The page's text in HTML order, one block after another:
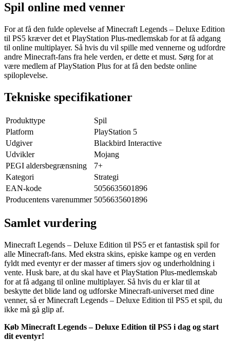
Spil online med venner
For at få den fulde oplevelse af Minecraft Legends – Deluxe Edition
til PS5 kræver det et PlayStation Plus-medlemskab for at få adgang
til online multiplayer. Så hvis du vil spille med vennerne og udfordre
andre Minecraft-fans fra hele verden, er dette et must. Sørg for at
være medlem af PlayStation Plus for at få den bedste online
spiloplevelse.
Tekniske specifikationer
Produkttype
Spil
Platform
PlayStation 5
Udgiver
Blackbird Interactive
Udvikler
Mojang
PEGI aldersbegrænsning
7+
Kategori
Strategi
EAN-kode
5056635601896
Producentens varenummer 5056635601896
Samlet vurdering
Minecraft Legends – Deluxe Edition til PS5 er et fantastisk spil for
alle Minecraft-fans. Med ekstra skins, episke kampe og en verden
fyldt med eventyr er der masser af timers sjov og underholdning i
vente. Husk bare, at du skal have et PlayStation Plus-medlemskab
for at få adgang til online multiplayer. Så hvis du er klar til at
beskytte det blide land og udforske Minecraft-universet med dine
venner, så er Minecraft Legends – Deluxe Edition til PS5 et spil, du
ikke må gå glip af.
Køb Minecraft Legends – Deluxe Edition til PS5 i dag og start
dit eventyr!